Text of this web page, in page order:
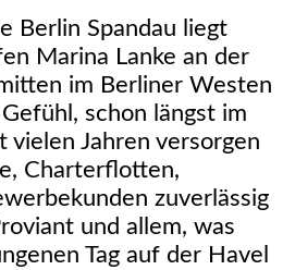
Berlin Spandau liegt
Marina Lanke an der
im Berliner Westen
schon längst im
vielen Jahren versorgen
Charterflotten,
zuverlässig
und allem, was
Tag auf der Havel